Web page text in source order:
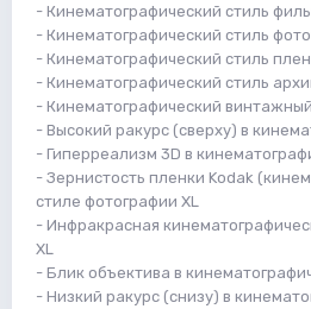
- Кинематографический стиль
- Кинематографический стиль
- Кинематографический стиль
- Кинематографический стиль
- Кинематографический винтажный
- Высокий ракурс (сверху) в
- Гиперреализм 3D в
- Зернистость пленки Kodak
стиле фотографии XL
- Инфракрасная
XL
- Блик объектива в
- Низкий ракурс (снизу) в